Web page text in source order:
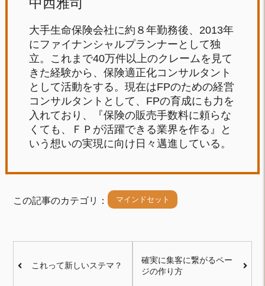
中西雅司
大手生命保険会社に約８年勤務後、2013年
にファイナンシャルプランナーとして独
立。これまで40万件以上のクレームを見て
きた経験から、保険適正化コンサルタント
として活動をする。現在はFPのための経営
コンサルタントとして、FPの育成にも力を
入れており、『保険の販売手数料に頼らな
くても、ＦＰが活躍できる業界を作る』と
いう想いの実現に向け日々邁進している。
この記事のカテゴリ： マインドセット
これって新しいステマ？
確実に集客に繋がるペー
ジの作り方